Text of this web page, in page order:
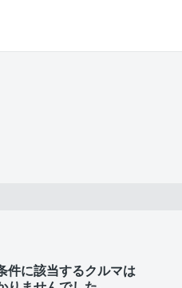
件に該当するクルマは